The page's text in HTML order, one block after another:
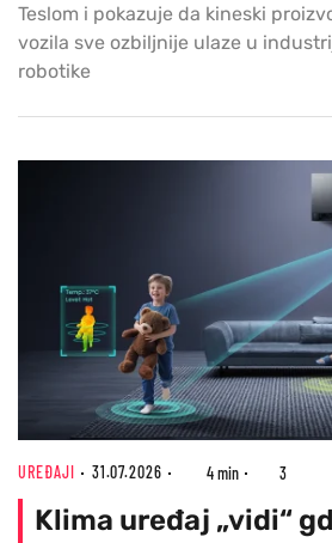
Teslom i pokazuje da kineski
vozila sve ozbiljnije ulaze u
robotike
UREĐAJI 31.07.2026 4 min 3
Klima uređaj „vidi“